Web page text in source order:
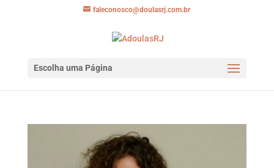
faleconosco@doulasrj.com.br
Escolha uma Página